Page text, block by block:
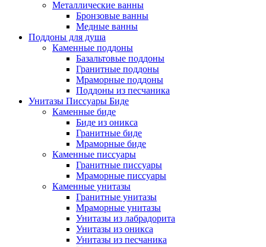
Металлические ванны
Бронзовые ванны
Медные ванны
Поддоны для душа
Каменные поддоны
Базальтовые поддоны
Гранитные поддоны
Мраморные поддоны
Поддоны из песчаника
Унитазы Писсуары Биде
Каменные биде
Биде из оникса
Гранитные биде
Мраморные биде
Каменные писсуары
Гранитные писсуары
Мраморные писсуары
Каменные унитазы
Гранитные унитазы
Мраморные унитазы
Унитазы из лабрадорита
Унитазы из оникса
Унитазы из песчаника